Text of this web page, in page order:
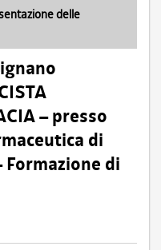
delle
– presso
di
di